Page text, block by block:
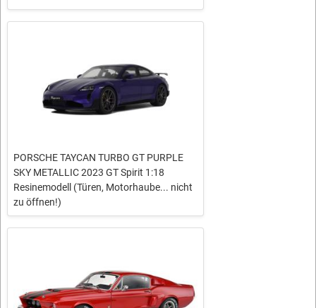
PORSCHE TAYCAN TURBO GT PURPLE
SKY METALLIC 2023 GT Spirit 1:18
Resinemodell (Türen, Motorhaube... nicht
zu öffnen!)